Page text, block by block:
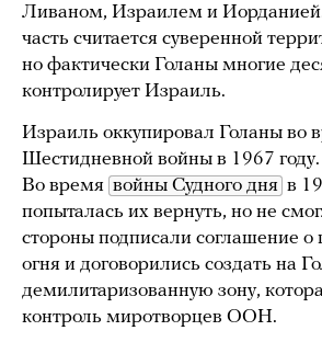
Ливаном, Израилем и
часть считается суверенной
но фактически Голаны многие
контролирует Израиль.
Израиль оккупировал Голаны во
Шестидневной войны в 1967 году.
Во время войны Судного дня в
попыталась их вернуть, но не
стороны подписали соглашение
огня и договорились создать на
демилитаризованную зону,
контроль миротворцев ООН.